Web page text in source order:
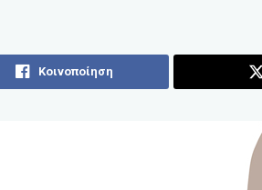
Κοινοποίηση